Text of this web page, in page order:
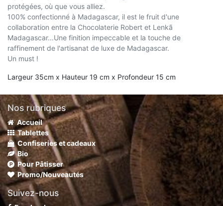
protégées, où que vous alliez.
100% confectionné à Madagascar, il est le fruit d'une
collaboration entre la Chocolaterie Robert et Lenkã
Madagascar...Une finition impeccable et la touche de
raffinement de l'artisanat de luxe de Madagascar.
Un must !
Largeur 35cm x Hauteur 19 cm x Profondeur 15 cm
Nos rubriques
Accueil
Tablettes
Confiseries et cadeaux
Bio
Pour Pâtisser
Promo/Nouveautés
Suivez-nous